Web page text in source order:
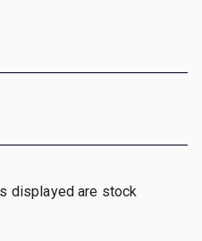
displayed are stock